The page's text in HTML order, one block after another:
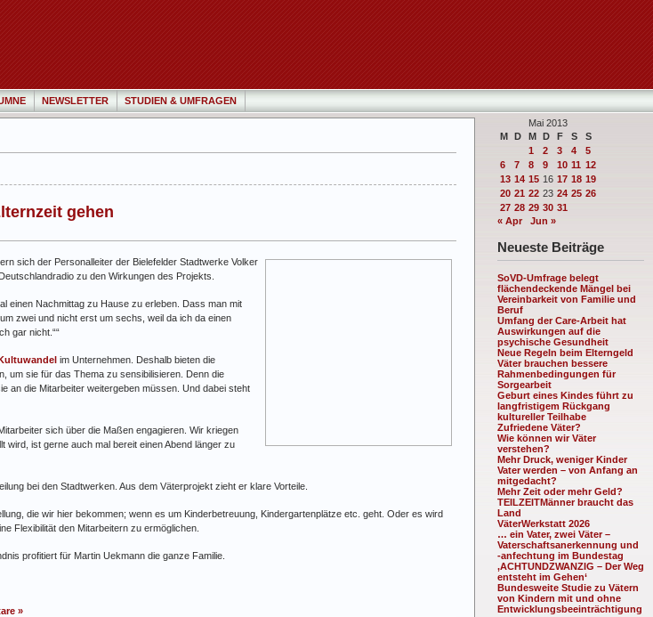
NEWSLETTER STUDIEN & UMFRAGEN
Mai 2013
M D M D F S
S
1
2 3 4
5
6
7 8 9 10 11 12
13 14 15 16 17 18 19
20 21 22 23 24 25 26
27 28 29 30 31
« Apr
Jun »
Neueste Beiträge
SoVD-Umfrage belegt
flächendeckende Mängel bei
Vereinbarkeit von Familie und
Beruf
Umfang der Care-Arbeit hat
Auswirkungen auf die
psychische Gesundheit
Neue Regeln beim Elterngeld
Väter brauchen bessere
Rahmenbedingungen für
Sorgearbeit
Geburt eines Kindes führt zu
langfristigem Rückgang
kultureller Teilhabe
Zufriedene Väter?
Wie können wir Väter
verstehen?
Mehr Druck, weniger Kinder
Vater werden – von Anfang an
mitgedacht?
Mehr Zeit oder mehr Geld?
TEILZEITMänner braucht das
Land
VäterWerkstatt 2026
… ein Vater, zwei Väter –
Vaterschaftsanerkennung und
-anfechtung im Bundestag
‚ACHTUNDZWANZIG – Der Weg
entsteht im Gehen‘
Bundesweite Studie zu Vätern
von Kindern mit und ohne
Entwicklungsbeeinträchtigung
gehen
sich der Personalleiter der Bielefelder Stadtwerke Volker
zu den Wirkungen des Projekts.
einen Nachmittag zu Hause zu erleben. Dass man mit
zwei und nicht erst um sechs, weil da ich da einen
gar nicht.““
im Unternehmen. Deshalb bieten die
um sie für das Thema zu sensibilisieren. Denn die
an die Mitarbeiter weitergeben müssen. Und dabei steht
sich über die Maßen engagieren. Wir kriegen
wird, ist gerne auch mal bereit einen Abend länger zu
bei den Stadtwerken. Aus dem Väterprojekt zieht er klare Vorteile.
die wir hier bekommen; wenn es um Kinderbetreuung, Kindergartenplätze etc. geht. Oder es wird
Flexibilität den Mitarbeitern zu ermöglichen.
profitiert für Martin Uekmann die ganze Familie.
»